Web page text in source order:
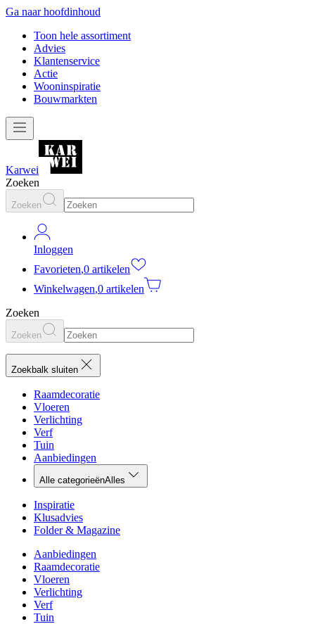
Ga naar hoofdinhoud
Toon hele assortiment
Advies
Klantenservice
Actie
Wooninspiratie
Bouwmarkten
Karwei
Zoeken
Zoeken
Inloggen
Favorieten,0 artikelen
Winkelwagen,0 artikelen
Zoeken
Zoeken
Zoekbalk sluiten
Raamdecoratie
Vloeren
Verlichting
Verf
Tuin
Aanbiedingen
Alle categorieënAlles
Inspiratie
Klusadvies
Folder & Magazine
Aanbiedingen
Raamdecoratie
Vloeren
Verlichting
Verf
Tuin